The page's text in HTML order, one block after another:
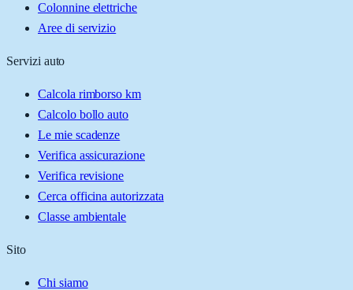
Colonnine elettriche
Aree di servizio
Servizi auto
Calcola rimborso km
Calcolo bollo auto
Le mie scadenze
Verifica assicurazione
Verifica revisione
Cerca officina autorizzata
Classe ambientale
Sito
Chi siamo